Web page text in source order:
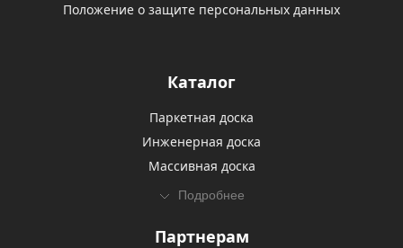
Положение о защите персональных данных
Каталог
Паркетная доска
Инженерная доска
Массивная доска
Подробнее
Партнерам